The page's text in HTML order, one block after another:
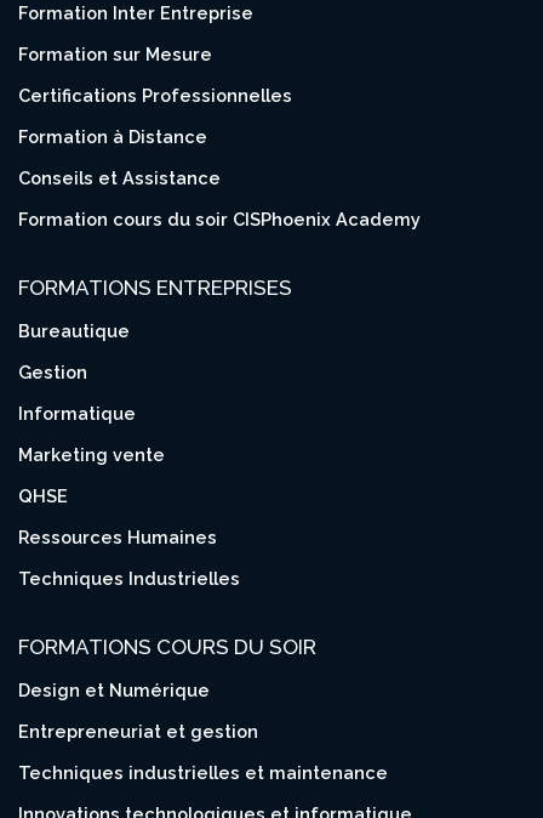
Formation Inter Entreprise
Formation sur Mesure
Certifications Professionnelles
Formation à Distance
Conseils et Assistance
Formation cours du soir CISPhoenix Academy
FORMATIONS ENTREPRISES
Bureautique
Gestion
Informatique
Marketing vente
QHSE
Ressources Humaines
Techniques Industrielles
FORMATIONS COURS DU SOIR
Design et Numérique
Entrepreneuriat et gestion
Techniques industrielles et maintenance
Innovations technologiques et informatique